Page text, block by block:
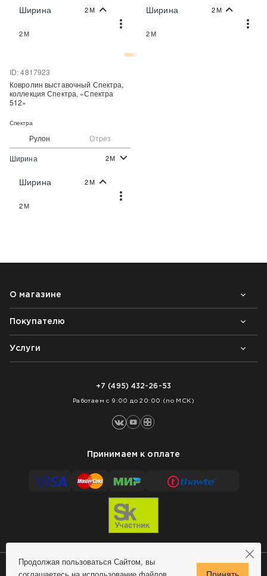
Цена:Ширина 2М
2М
Цена:Ширина 2М
2М
Рулон Отрез
ID: 4817923
Цена:
Ковролин выставочный Спектра,
коллекция Спектра, «Спектра
512»
Спектра
Ширина 2М
Ширина 2М
2М
Продолжая пользоваться Сайтом, вы
О магазине
Почему выбирают нас
Контакты
Блог
Покупателю
Возврат товара
Как заказать
Услуги
+7 (495) 432-26-53
Работаем с 9:00 до 20:00 (по МСК)
Принимаем к оплате